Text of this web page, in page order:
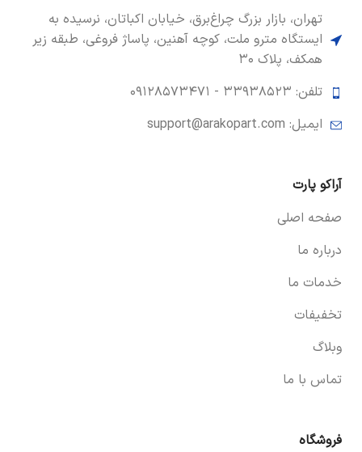
تهران، بازار بزرگ چراغ‌برق، خیابان اکباتان، نرسیده به
ایستگاه مترو ملت، کوچه آهنین، پاساژ فروغی، طبقه زیر
همکف، پلاک ۳۰
تلفن: ۳۳۹۳۸۵۲۳ -
۰۹۱۲۸۵۷۳۴۷۱
ایمیل: support@arakopart.com
آراکو پارت
صفحه اصلی
درباره ما
خدمات ما
تخفیفات
وبلاگ
تماس با ما
فروشگاه